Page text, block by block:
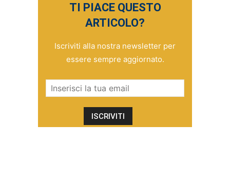
TI PIACE QUESTO
ARTICOLO?
Iscriviti alla nostra newsletter per
essere sempre aggiornato.